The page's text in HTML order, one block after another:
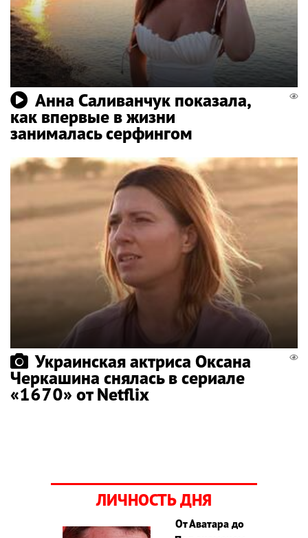
Анна Саливанчук показала,
как впервые в жизни
занималась серфингом
Украинская актриса Оксана
Черкашина снялась в сериале
«1670» от Netflix
ЛИЧНОСТЬ ДНЯ
От Аватара до